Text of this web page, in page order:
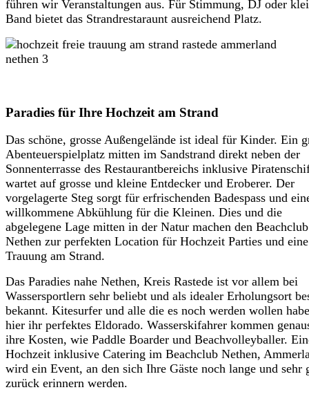
führen wir Veranstaltungen aus. Für Stimmung, DJ oder
Band bietet das Strandrestaraunt ausreichend Platz.
Paradies für Ihre Hochzeit am Strand
Das schöne, grosse Außengelände ist ideal für Kinder. Ein
Abenteuerspielplatz mitten im Sandstrand direkt neben der
Sonnenterrasse des Restaurantbereichs inklusive
wartet auf grosse und kleine Entdecker und Eroberer. Der
vorgelagerte Steg sorgt für erfrischenden Badespass und
willkommene Abkühlung für die Kleinen. Dies und die
abgelegene Lage mitten in der Natur machen den Beachclub
Nethen zur perfekten Location für Hochzeit Parties und
Trauung am Strand.
Das Paradies nahe Nethen, Kreis Rastede ist vor allem bei
Wassersportlern sehr beliebt und als idealer Erholungsort
bekannt. Kitesurfer und alle die es noch werden wollen
hier ihr perfektes Eldorado. Wasserskifahrer kommen
ihre Kosten, wie Paddle Boarder und Beachvolleyballer.
Hochzeit inklusive Catering im Beachclub Nethen,
wird ein Event, an den sich Ihre Gäste noch lange und sehr
zurück erinnern werden.